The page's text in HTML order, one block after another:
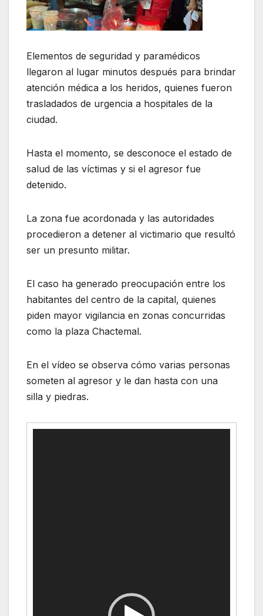
Elementos de seguridad y paramédicos
llegaron al lugar minutos después para brindar
atención médica a los heridos, quienes fueron
trasladados de urgencia a hospitales de la
ciudad.
Hasta el momento, se desconoce el estado de
salud de las víctimas y si el agresor fue
detenido.
La zona fue acordonada y las autoridades
procedieron a detener al victimario que resultó
ser un presunto militar.
El caso ha generado preocupación entre los
habitantes del centro de la capital, quienes
piden mayor vigilancia en zonas concurridas
como la plaza Chactemal.
En el vídeo se observa cómo varias personas
someten al agresor y le dan hasta con una
silla y piedras.